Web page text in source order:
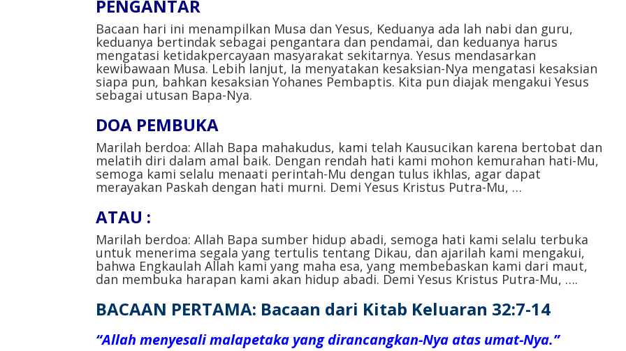
PENGANTAR
⁣⁣Bacaan hari ini menampilkan Musa dan Yesus, Keduanya ada lah nabi dan guru,
keduanya bertindak sebagai pengantara dan pendamai, dan keduanya harus
mengatasi ketidakpercayaan masyarakat sekitarnya. Yesus mendasarkan
kewibawaan Musa. Lebih lanjut, Ia menyatakan kesaksian-Nya mengatasi kesaksian
siapa pun, bahkan kesaksian Yohanes Pembaptis. Kita pun diajak mengakui Yesus
sebagai utusan Bapa-Nya.⁣⁣⁣⁣
DOA PEMBUKA⁣⁣
Marilah berdoa: Allah Bapa mahakudus, kami telah Kausucikan karena bertobat dan
melatih diri dalam amal baik. Dengan rendah hati kami mohon kemurahan hati-Mu,
semoga kami selalu menaati perintah-Mu dengan tulus ikhlas, agar dapat
merayakan Paskah dengan hati murni. Demi Yesus Kristus Putra-Mu, …⁣⁣⁣⁣
ATAU :⁣⁣
Marilah berdoa: Allah Bapa sumber hidup abadi, semoga hati kami selalu terbuka
untuk menerima segala yang tertulis tentang Dikau, dan ajarilah kami mengakui,
bahwa Engkaulah Allah kami yang maha esa, yang membebaskan kami dari maut,
dan membuka harapan kami akan hidup abadi. Demi Yesus Kristus Putra-Mu, ….⁣⁣
BACAAN PERTAMA: Bacaan dari Kitab Keluaran 32:7-14
“Allah menyesali malapetaka yang dirancangkan-Nya atas umat-Nya.”